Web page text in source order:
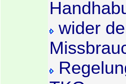
wider